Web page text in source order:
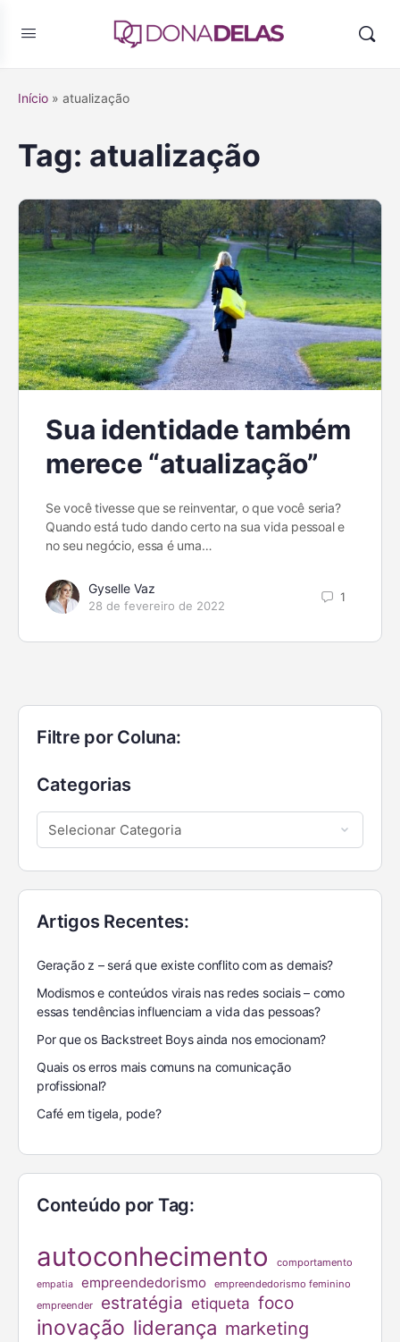
Início » atualização
Tag: atualização
Sua identidade também
merece “atualização”
Se você tivesse que se reinventar, o que você seria?
Quando está tudo dando certo na sua vida pessoal e
no seu negócio, essa é uma…
Gyselle Vaz
28 de fevereiro de 2022
1
Filtre por Coluna:
Categorias
Artigos Recentes:
Geração z – será que existe conflito com as demais?
Modismos e conteúdos virais nas redes sociais – como
essas tendências influenciam a vida das pessoas?
Por que os Backstreet Boys ainda nos emocionam?
Quais os erros mais comuns na comunicação
profissional?
Café em tigela, pode?
Conteúdo por Tag:
autoconhecimento comportamento
empatia empreendedorismo
empreendedorismo feminino
empreender
estratégia etiqueta foco
inovação liderança marketing